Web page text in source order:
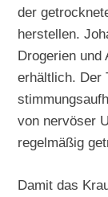
der
herstellen.
Drogerien und
erhältlich. Der
von nervöser
regelmäßig
Damit das